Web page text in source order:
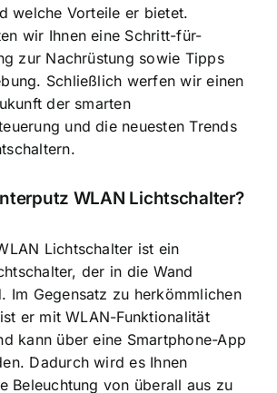
welche Vorteile er bietet.
wir Ihnen eine Schritt-für-
zur Nachrüstung sowie Tipps
Schließlich werfen wir einen
der smarten
und die neuesten Trends
WLAN Lichtschalter?
Lichtschalter ist ein
der in die Wand
Im Gegensatz zu herkömmlichen
er mit WLAN-Funktionalität
kann über eine Smartphone-App
Dadurch wird es Ihnen
Beleuchtung von überall aus zu